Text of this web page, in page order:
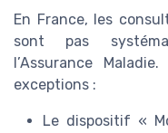
En France, les
sont pas
l’Assurance
exceptions :
Le dispositif «